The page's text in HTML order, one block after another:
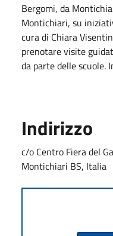
Bergomi, da
Montichiari, su
cura di Chiara
prenotare visite
da parte delle scuole.
Indirizzo
c/o Centro Fiera del
Montichiari BS, Italia